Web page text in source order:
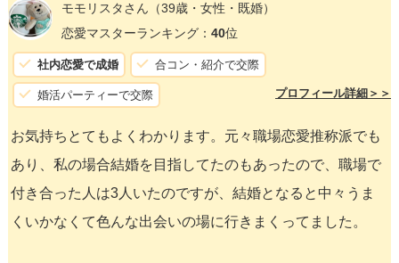
モモリスタさん （39歳・女性・既婚）
恋愛マスターランキング： 40位
社内恋愛で成婚 合コン・紹介で交際
婚活パーティーで交際 プロフィール詳細＞＞
お気持ちとてもよくわかります。元々職場恋愛推称派でも
あり、私の場合結婚を目指してたのもあったので、職場で
付き合った人は3人いたのですが、結婚となると中々うま
くいかなくて色んな出会いの場に行きまくってました。